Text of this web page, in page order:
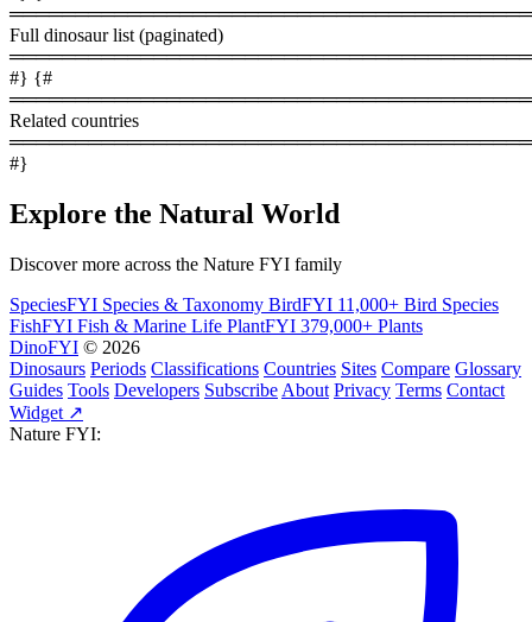
Full dinosaur list (paginated)
#} {#
Related countries
#}
Explore the Natural World
Discover more across the Nature FYI family
SpeciesFYI Species & Taxonomy BirdFYI 11,000+ Bird Species
FishFYI Fish & Marine Life PlantFYI 379,000+ Plants
DinoFYI © 2026
Dinosaurs Periods Classifications Countries Sites Compare Glossary
Guides Tools Developers Subscribe About Privacy Terms Contact
Widget ↗
Nature FYI: